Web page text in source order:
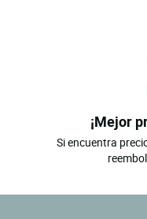
¡Mejor
Si encuentra